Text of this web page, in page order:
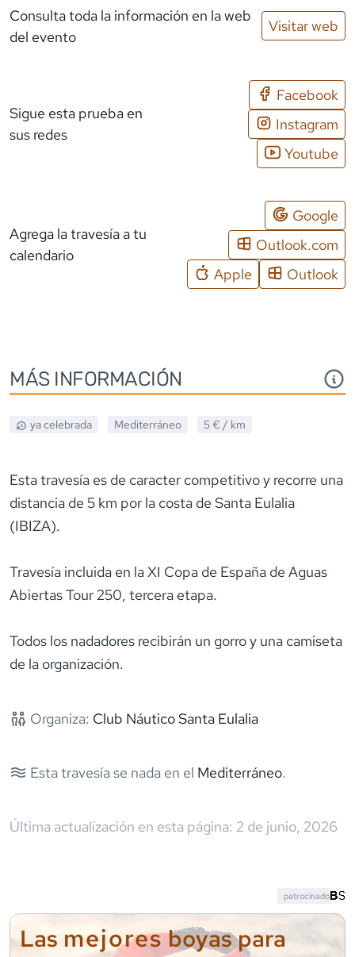
Consulta toda la información en la web
del evento
Visitar web
Sigue esta prueba en
sus redes
Facebook
Instagram
Youtube
Agrega la travesía a tu
calendario
Google
Outlook.com
Apple
Outlook
MÁS INFORMACIÓN
ya celebrada Mediterráneo 5 € / km
Esta travesía es de caracter competitivo y recorre una
distancia de 5 km por la costa de Santa Eulalia
(IBIZA).
Travesía incluida en la XI Copa de España de Aguas
Abiertas Tour 250, tercera etapa.
Todos los nadadores recibirán un gorro y una camiseta
de la organización.
Organiza: Club Náutico Santa Eulalia
Esta travesía se nada en el Mediterráneo.
Última actualización en esta página: 2 de junio, 2026
Las mejoresboyas para
patrocinado